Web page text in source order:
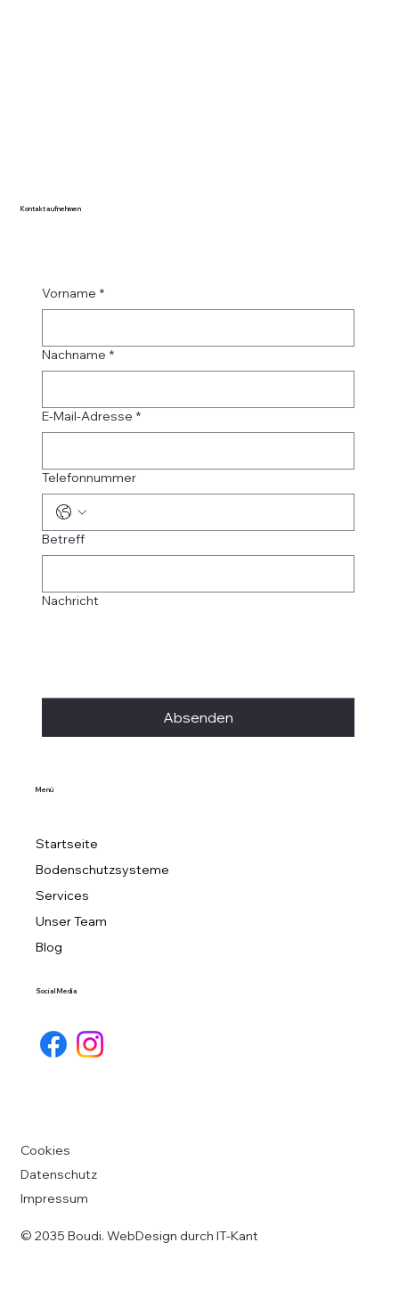
Menü
Startseite
Bodenschutzsysteme
Services
Unser Team
Blog
Social Media
Kontakt aufnehmen
Vorname *
Nachname *
E-Mail-Adresse *
Telefonnummer
Betreff
Nachricht
Absenden
Cookies
Datenschutz
Impressum
© 2035 Boudi. WebDesign durch IT-Kant